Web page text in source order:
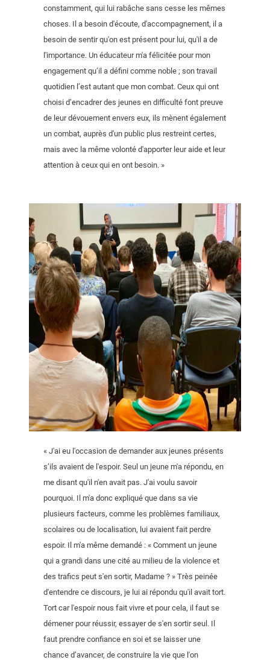
constamment, qui lui rabâche sans cesse les mêmes
choses. Il a besoin d'écoute, d'accompagnement, il a
besoin de sentir qu'on est présent pour lui, qu'il a de
l'importance. Un éducateur m'a félicitée pour mon
engagement qu’il a défini comme noble ; son travail
quotidien l’est autant que mon combat. Ceux qui ont
choisi d’encadrer des jeunes en difficulté font preuve
de leur dévouement envers eux, ils mènent également
un combat, auprès d'un public plus restreint certes,
mais avec la même volonté d'apporter leur aide et leur
attention à ceux qui en ont besoin. »
« J'ai eu l'occasion de demander aux jeunes présents
s’ils avaient de l'espoir. Seul un jeune m'a répondu, en
me disant qu'il n'en avait pas. J'ai voulu savoir
pourquoi. Il m'a donc expliqué que dans sa vie
plusieurs facteurs, comme les problèmes familiaux,
scolaires ou de localisation, lui avaient fait perdre
espoir. Il m'a même demandé : « Comment un jeune
qui a grandi dans une cité au milieu de la violence et
des trafics peut s'en sortir, Madame ? » Très peinée
d'entendre ce discours, je lui ai répondu qu'il avait tort.
Tort car l'espoir nous fait vivre et pour cela, il faut se
démener pour réussir, essayer de s'en sortir seul. Il
faut prendre confiance en soi et se laisser une
chance d’avancer, de construire la vie que l'on